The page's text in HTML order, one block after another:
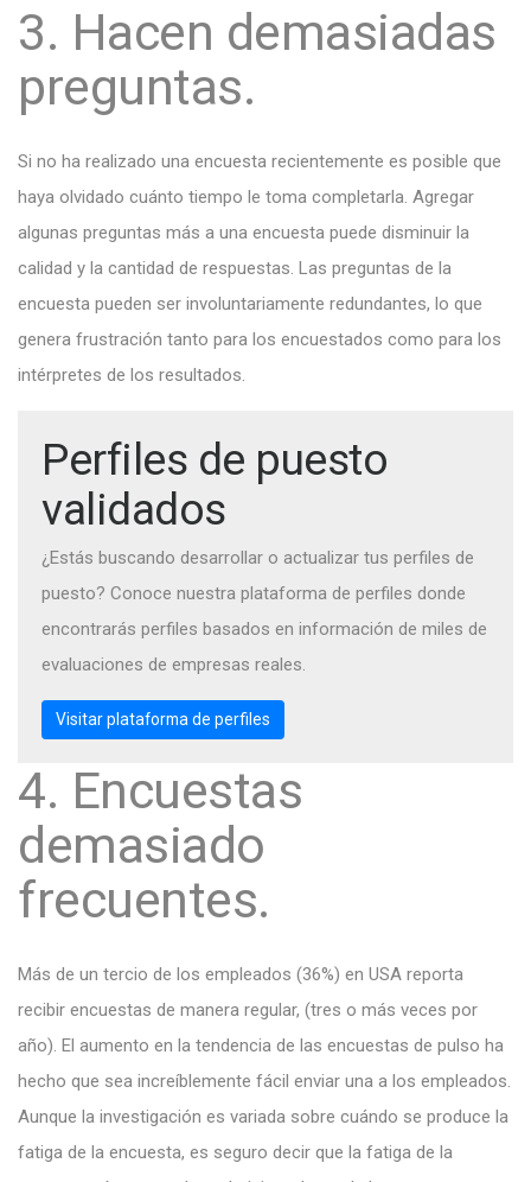
3. Hacen demasiadas
preguntas.
Si no ha realizado una encuesta recientemente es posible que
haya olvidado cuánto tiempo le toma completarla. Agregar
algunas preguntas más a una encuesta puede disminuir la
calidad y la cantidad de respuestas. Las preguntas de la
encuesta pueden ser involuntariamente redundantes, lo que
genera frustración tanto para los encuestados como para los
intérpretes de los resultados.
Perfiles de puesto
validados
¿Estás buscando desarrollar o actualizar tus perfiles de
puesto? Conoce nuestra plataforma de perfiles donde
encontrarás perfiles basados en información de miles de
evaluaciones de empresas reales.
Visitar plataforma de perfiles
4. Encuestas
demasiado
frecuentes.
Más de un tercio de los empleados (36%) en USA reporta
recibir encuestas de manera regular, (tres o más veces por
año). El aumento en la tendencia de las encuestas de pulso ha
hecho que sea increíblemente fácil enviar una a los empleados.
Aunque la investigación es variada sobre cuándo se produce la
fatiga de la encuesta, es seguro decir que la fatiga de la